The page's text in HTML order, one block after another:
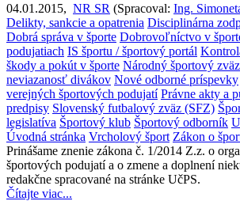
04.01.2015, NR SR (Spracoval: Ing.
Delikty, sankcie a opatrenia Disciplinárna
Dobrá správa v športe Dobrovoľníctvo v
podujatiach IS športu / športový portál
škody a pokút v športe Národný športový zväz
neviazanosť divákov Nové odborné príspevky
verejných športových podujatí Právne akty a
predpisy Slovenský futbalový zväz (SFZ)
legislatíva Športový klub Športový odborník
Úvodná stránka Vrcholový šport Zákon o
Prinášame znenie zákona č. 1/2014 Z.z. o
športových podujatí a o zmene a doplnení
redakčne spracované na stránke UčPS.
Čítajte viac...